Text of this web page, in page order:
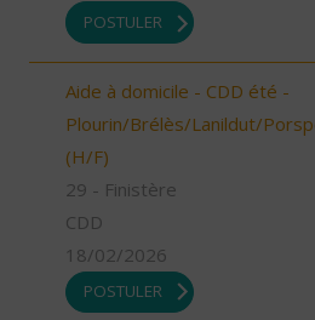
POSTULER
Aide à domicile - CDD été -
Plourin/Brélès/Lanildut/
(H/F)
29 - Finistère
CDD
18/02/2026
POSTULER